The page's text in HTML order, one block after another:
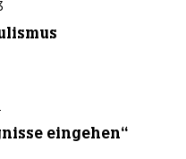
eingehen“